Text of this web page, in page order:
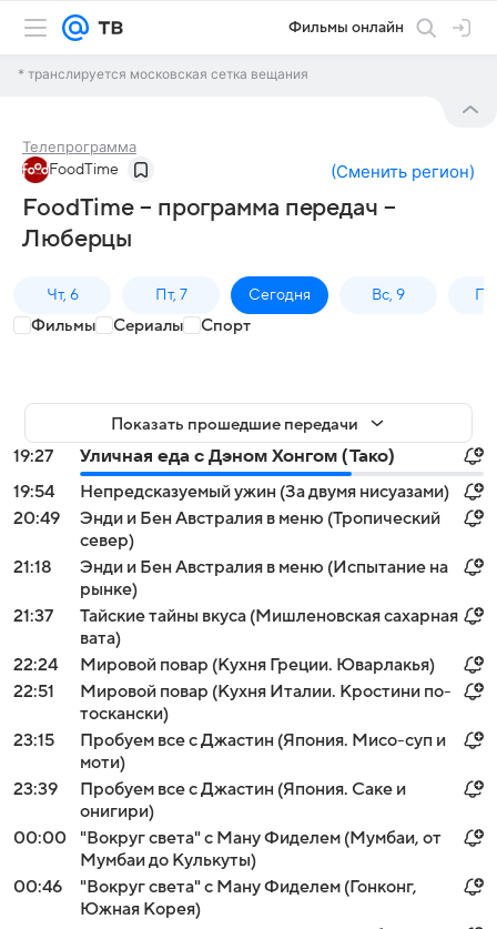
Фильмы онлайн
* транслируется московская сетка вещания
Телепрограмма
FoodTime (Сменить регион)
FoodTime – программа передач –
Люберцы
Чт, 6 Пт, 7 Сегодня Вс, 9
Фильмы Сериалы Спорт
Показать прошедшие передачи
19:27
Уличная еда с Дэном Хонгом (Тако)
19:54
Непредсказуемый ужин (За двумя нисуазами)
20:49
Энди и Бен Австралия в меню (Тропический
север)
21:18
Энди и Бен Австралия в меню (Испытание на
рынке)
21:37
Тайские тайны вкуса (Мишленовская сахарная
вата)
22:24
Мировой повар (Кухня Греции. Юварлакья)
22:51
Мировой повар (Кухня Италии. Кростини по-
тоскански)
23:15
Пробуем все с Джастин (Япония. Мисо-суп и
моти)
23:39
Пробуем все с Джастин (Япония. Саке и
онигири)
00:00
"Вокруг света" с Ману Фиделем (Мумбаи, от
Мумбаи до Кулькуты)
00:46
"Вокруг света" с Ману Фиделем (Гонконг,
Южная Корея)